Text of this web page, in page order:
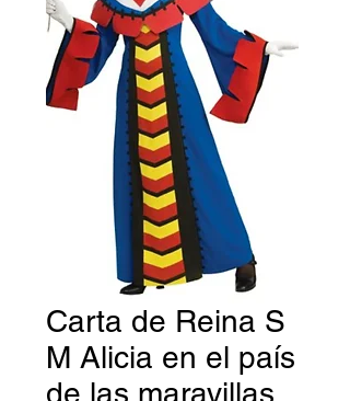
Carta de Reina S
M Alicia en el país
de las maravillas